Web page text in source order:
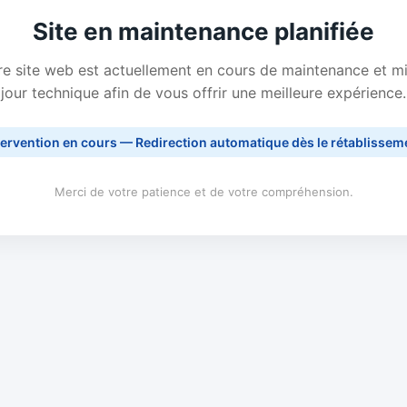
Site en maintenance planifiée
site web est actuellement en cours de maintenance et
jour technique afin de vous offrir une meilleure expérience.
en cours — Redirection automatique dès le
Merci de votre patience et de votre compréhension.